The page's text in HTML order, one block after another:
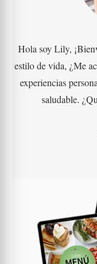
Hola soy Lily,
estilo de vida, ¿Me
experiencias
saludable.